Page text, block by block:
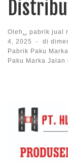
Oleh␣ pabrik jual
4, 2025
- di
Pabrik Paku
Paku Marka Jalan